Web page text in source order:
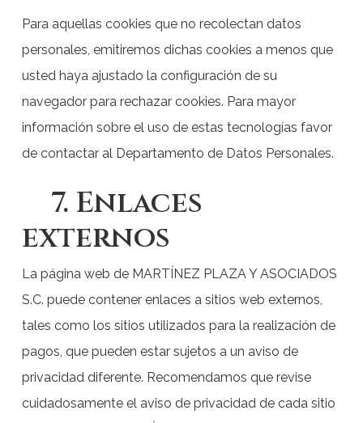
Para aquellas cookies que no recolectan datos
personales, emitiremos dichas cookies a menos que
usted haya ajustado la configuración de su
navegador para rechazar cookies. Para mayor
información sobre el uso de estas tecnologías favor
de contactar al Departamento de Datos Personales.
7. Enlaces
externos
La página web de MARTÍNEZ PLAZA Y ASOCIADOS
S.C. puede contener enlaces a sitios web externos,
tales como los sitios utilizados para la realización de
pagos, que pueden estar sujetos a un aviso de
privacidad diferente. Recomendamos que revise
cuidadosamente el aviso de privacidad de cada sitio